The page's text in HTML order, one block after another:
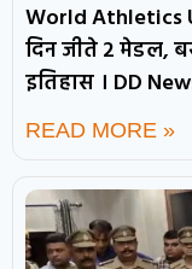
World Athletics
दिन जीते 2 मेडल,
इतिहास । DD
READ MORE »